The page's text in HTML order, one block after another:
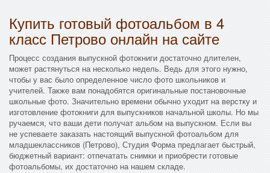
Купить готовый фотоальбом в 4
класс Петрово онлайн на сайте
Процесс создания выпускной фотокниги достаточно длителен,
может растянуться на несколько недель. Ведь для этого нужно,
чтобы у вас было определенное число фото школьников и
учителей. Также вам понадобятся оригинальные постановочные
школьные фото. Значительно времени обычно уходит на верстку и
изготовление фотокниги для выпускников начальной школы. Но мы
ручаемся, что ваши дети получат альбом на выпускном. Если вы
не успеваете заказать настоящий выпускной фотоальбом для
младшеклассников (Петрово), Студия Форма предлагает быстрый,
бюджетный вариант: отпечатать снимки и приобрести готовые
фотоальбомы, их достаточно на нашем складе.